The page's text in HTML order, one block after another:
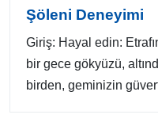
Şöleni Deneyimi
Giriş: Hayal edin:
bir gece gökyüzü,
birden, geminizin